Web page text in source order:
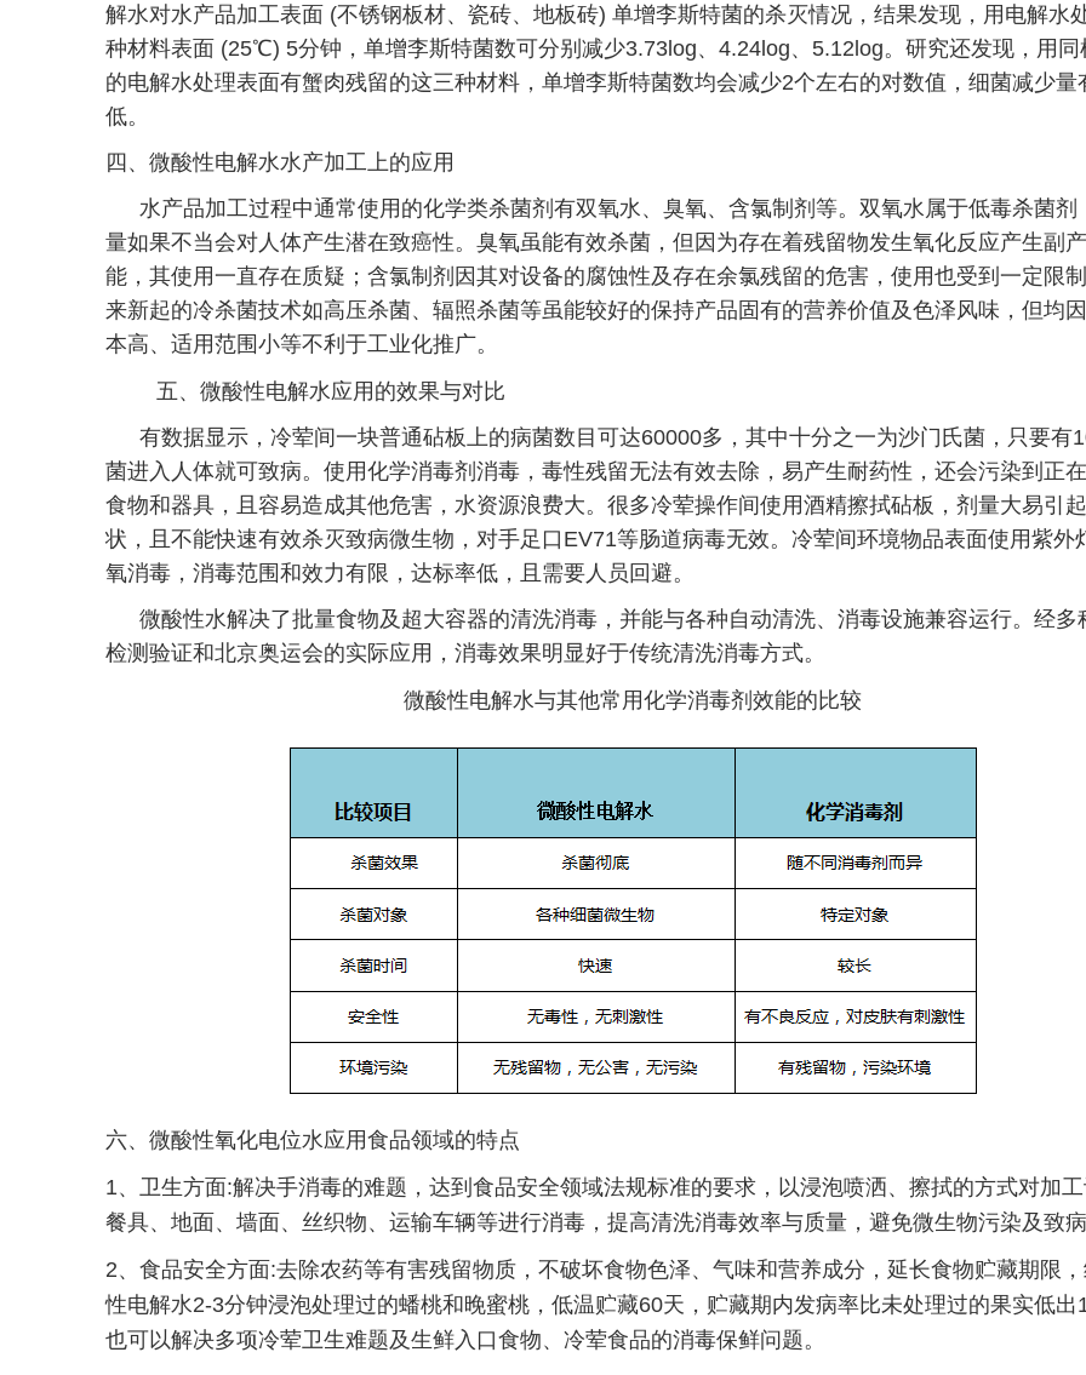
解水对水产品加工表面 (不锈钢板材、瓷砖、地板砖) 单增李斯特菌的杀灭情况，结果发现，用电解水
种材料表面 (25℃) 5分钟，单增李斯特菌数可分别减少3.73log、4.24log、5.12log。研究还发现，用同
的电解水处理表面有蟹肉残留的这三种材料，单增李斯特菌数均会减少2个左右的对数值，细菌减少量
低。
四、微酸性电解水水产加工上的应用
水产品加工过程中通常使用的化学类杀菌剂有双氧水、臭氧、含氯制剂等。双氧水属于低毒杀菌剂
量如果不当会对人体产生潜在致癌性。臭氧虽能有效杀菌，但因为存在着残留物发生氧化反应产生副
能，其使用一直存在质疑；含氯制剂因其对设备的腐蚀性及存在余氯残留的危害，使用也受到一定限
来新起的冷杀菌技术如高压杀菌、辐照杀菌等虽能较好的保持产品固有的营养价值及色泽风味，但均
本高、适用范围小等不利于工业化推广。
五、 微酸性电解水应用的效果与对比
有数据显示，冷荤间一块普通砧板上的病菌数目可达60000多，其中十分之一为沙门氏菌，只要有
菌进入人体就可致病。使用化学消毒剂消毒，毒性残留无法有效去除，易产生耐药性，还会污染到正
食物和器具，且容易造成其他危害，水资源浪费大。很多冷荤操作间使用酒精擦拭砧板，剂量大易引
状，且不能快速有效杀灭致病微生物，对手足口EV71等肠道病毒无效。冷荤间环境物品表面使用紫外
氧消毒，消毒范围和效力有限，达标率低，且需要人员回避。
微酸性水解决了批量食物及超大容器的清洗消毒，并能与各种自动清洗、消毒设施兼容运行。经多
检测验证和北京奥运会的实际应用，消毒效果明显好于传统清洗消毒方式。
微酸性电解水与其他常用化学消毒剂效能的比较
六、 微酸性氧化电位水应用食品领域的特点
1、卫生方面:解决手消毒的难题，达到食品安全领域法规标准的要求，以浸泡喷洒、擦拭的方式对加工
餐具、地面、墙面、丝织物、运输车辆等进行消毒，提高清洗消毒效率与质量，避免微生物污染及致病
2、食品安全方面:去除农药等有害残留物质，不破坏食物色泽、气味和营养成分，延长食物贮藏期限
性电解水2-3分钟浸泡处理过的蟠桃和晚蜜桃，低温贮藏60天，贮藏期内发病率比未处理过的果实低出
也可以解决多项冷荤卫生难题及生鲜入口食物、冷荤食品的消毒保鲜问题。